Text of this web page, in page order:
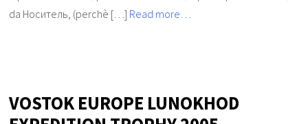
da Носитель, (perchè […] Read more…
VOSTOK EUROPE LUNOKHOD